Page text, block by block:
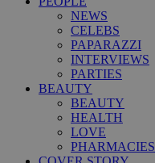
NEWS
CELEBS
PAPARAZZI
INTERVIEWS
PARTIES
BEAUTY
BEAUTY
HEALTH
LOVE
PHARMACIES